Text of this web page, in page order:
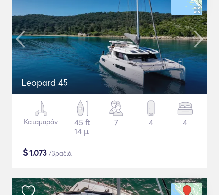
Leopard 45
Καταμαράν
45 ft
14 μ.
7 4 4
$1,073 /βραδιά